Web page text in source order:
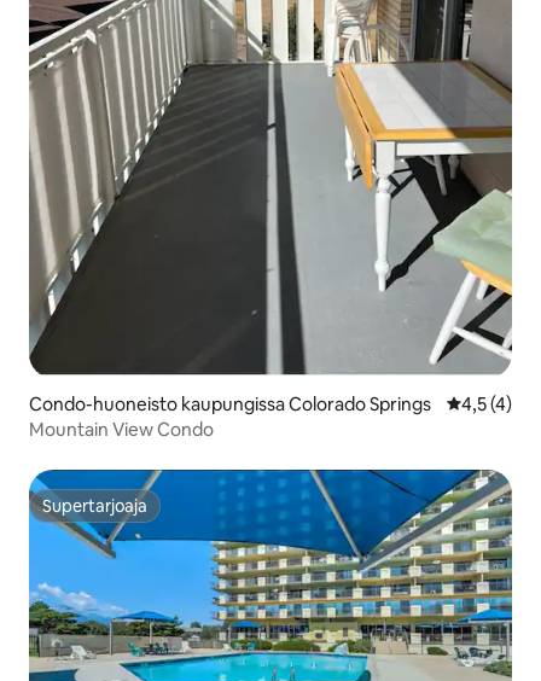
Condo-huoneisto kaupungissa Colorado Springs
4,5 (4)
Mountain View Condo
Supertarjoaja
Supertarjoaja